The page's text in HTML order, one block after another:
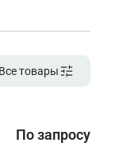
Все товары
По запросу